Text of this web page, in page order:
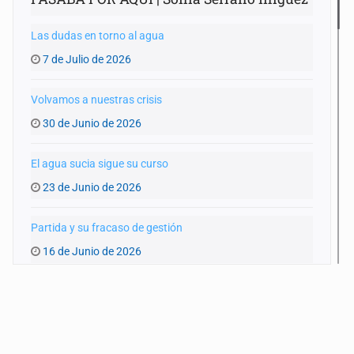
Las dudas en torno al agua
7 de Julio de 2026
Volvamos a nuestras crisis
30 de Junio de 2026
El agua sucia sigue su curso
23 de Junio de 2026
Partida y su fracaso de gestión
16 de Junio de 2026